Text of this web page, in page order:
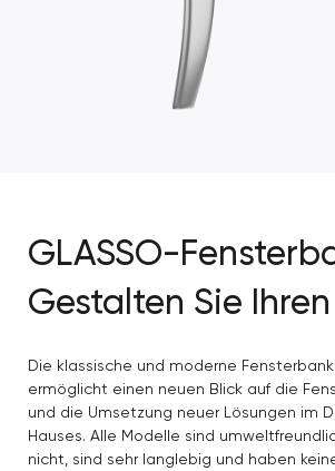
GLASSO-
Gestalten Sie
Die klassische und moderne
ermöglicht einen neuen Blick auf die
und die Umsetzung neuer Lösungen im
Hauses. Alle Modelle sind
nicht, sind sehr langlebig und haben